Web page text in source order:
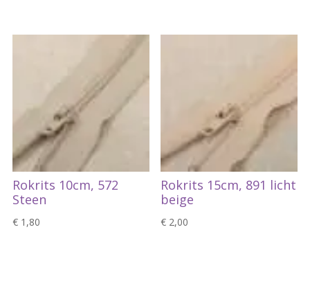
Rokrits 10cm, 572
Steen
€1,80
Rokrits 15cm, 891 licht
beige
€ 2,00